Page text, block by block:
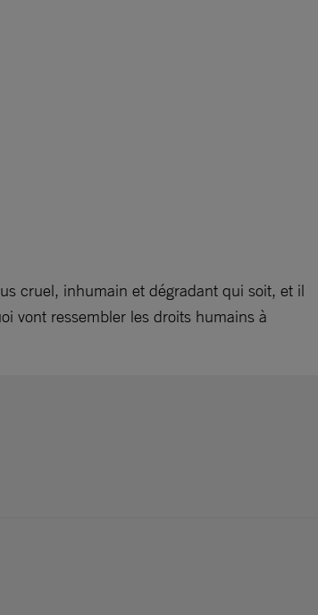
cruel, inhumain et dégradant qui soit, et il
vont ressembler les droits humains à